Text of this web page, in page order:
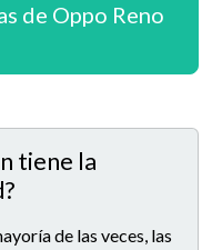
de Oppo Reno
tiene la
de las veces, las